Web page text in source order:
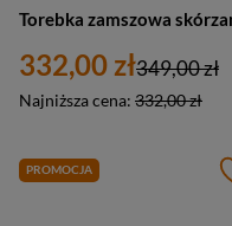
332,00 zł
Najniższa cena: 332,00 zł
349,00 zł
PROMOCJA